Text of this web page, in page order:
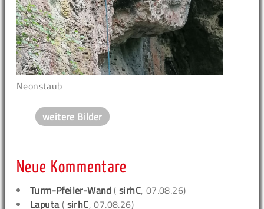
Neonstaub
weitere Bilder
Neue Kommentare
Turm-Pfeiler-Wand (sirhC, 07.08.26)
Laputa( sirhC, 07.08.26)